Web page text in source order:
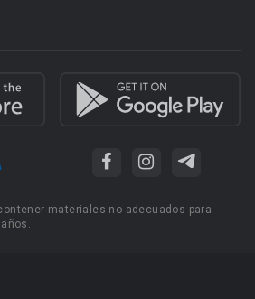
materiales no adecuados para